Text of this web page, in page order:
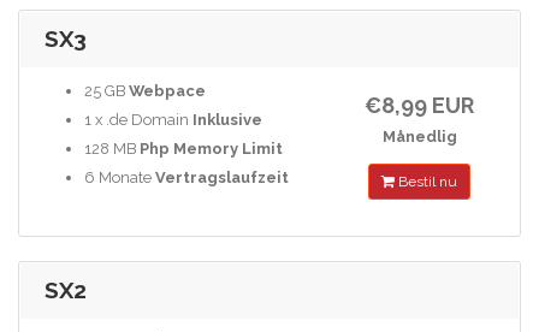
SX3
25 GB Webpace
1 x .de Domain Inklusive
128 MB Php Memory Limit
6 Monate Vertragslaufzeit
€8,99 EUR
Månedlig
Bestil nu
SX2